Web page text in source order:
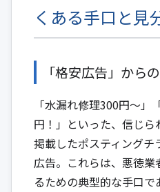
くある手口と見
「格安広告」から
「水漏れ修理300円〜
円！」といった、信じ
掲載したポスティングチ
広告。これらは、悪徳
るための典型的な手口